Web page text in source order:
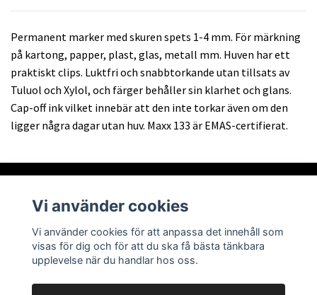
Permanent marker med skuren spets 1-4 mm. För märkning
på kartong, papper, plast, glas, metall mm. Huven har ett
praktiskt clips. Luktfri och snabbtorkande utan tillsats av
Tuluol och Xylol, och färger behåller sin klarhet och glans.
Cap-off ink vilket innebär att den inte torkar även om den
ligger några dagar utan huv. Maxx 133 är EMAS-certifierat.
Om oss
Läs mer
Vi använder cookies
Vi använder cookies för att anpassa det innehåll som
visas för dig och för att du ska få bästa tänkbara
upplevelse när du handlar hos oss.